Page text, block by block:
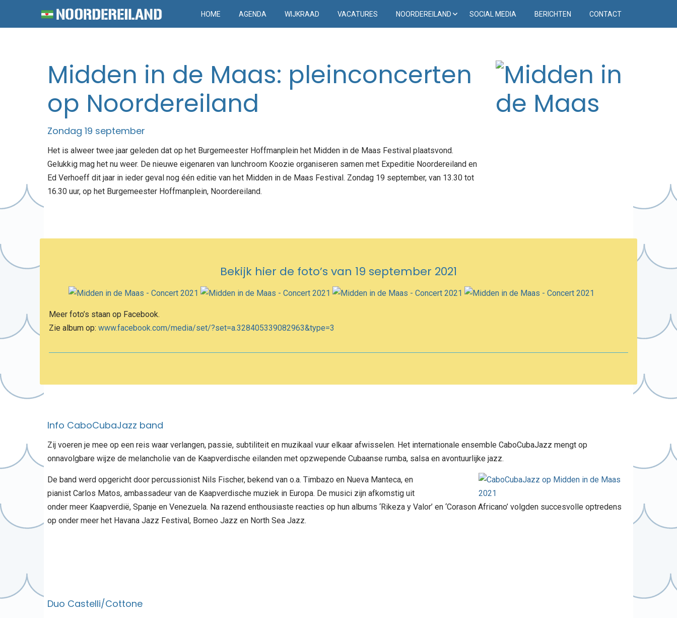
HOME AGENDA WIJKRAAD VACATURES NOORDEREILAND SOCIAL MEDIA BERICHTEN CONTACT
Midden in de Maas: pleinconcerten
op Noordereiland
Zondag 19 september
Het is alweer twee jaar geleden dat op het Burgemeester Hoffmanplein het Midden in de Maas Festival plaatsvond.
Gelukkig mag het nu weer. De nieuwe eigenaren van lunchroom Koozie organiseren samen met Expeditie Noordereiland en
Ed Verhoeff dit jaar in ieder geval nog één editie van het Midden in de Maas Festival. Zondag 19 september, van 13.30 tot
16.30 uur, op het Burgemeester Hoffmanplein, Noordereiland.
Bekijk hier de foto’s van 19 september 2021
Meer foto’s staan op Facebook.
Zie album op: www.facebook.com/media/set/?set=a.328405339082963&type=3
Info CaboCubaJazz band
Zij voeren je mee op een reis waar verlangen, passie, subtiliteit en muzikaal vuur elkaar afwisselen. Het internationale ensemble CaboCubaJazz mengt op
onnavolgbare wijze de melancholie van de Kaapverdische eilanden met opzwepende Cubaanse rumba, salsa en avontuurlijke jazz.
De band werd opgericht door percussionist Nils Fischer, bekend van o.a. Timbazo en Nueva Manteca, en
pianist Carlos Matos, ambassadeur van de Kaapverdische muziek in Europa. De musici zijn afkomstig uit
onder meer Kaapverdië, Spanje en Venezuela. Na razend enthousiaste reacties op hun albums ‘Rikeza y Valor’ en ‘Corason Africano’ volgden succesvolle optredens
op onder meer het Havana Jazz Festival, Borneo Jazz en North Sea Jazz.
Duo Castelli/Cottone